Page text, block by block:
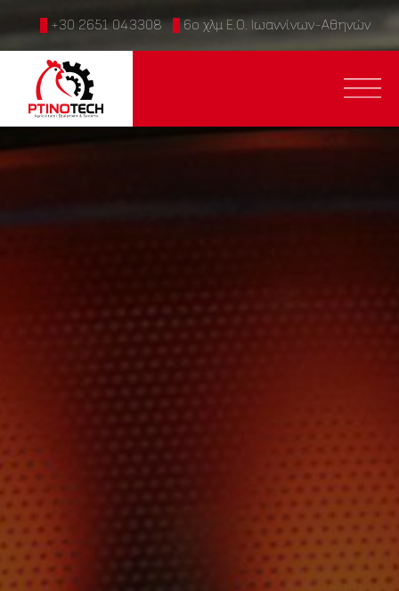
+30 2651 043308 6ο χλμ Ε.Ο. Ιωαννίνων-Αθηνών